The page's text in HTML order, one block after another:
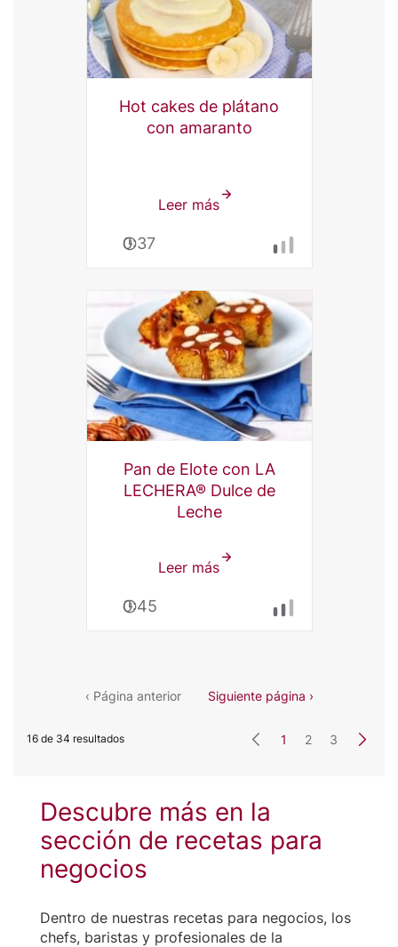
Hot cakes de plátano
con amaranto
Leer mássobre
con
amaranto
0:37
Pan de Elote con LA
LECHERA® Dulce de
Leche
Leer mássobre
LECHERA®
0:45
16 de 34 resultados
‹ Página anterior Siguiente página ›
1 2 3
Descubre más en la
sección de recetas para
negocios
Dentro de nuestras recetas para negocios, los
chefs, baristas y profesionales de la